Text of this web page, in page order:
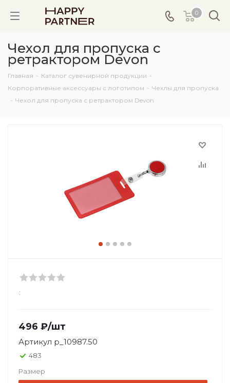
0
Чехол для пропуска с
ретрактором Devon
Главная - Каталог сувенирной продукции -
Корпоративные аксессуары с логотипом - Чехлы для пропуска
- Чехол для пропуска с ретрактором Devon
:
496 ₽/шт
Артикул p_10987.50
483
Размер